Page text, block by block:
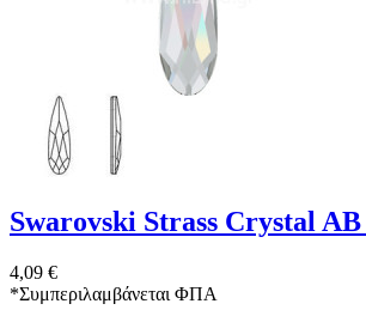
Swarovski Strass Crystal AB
4,09 €
*Συμπεριλαμβάνεται ΦΠΑ